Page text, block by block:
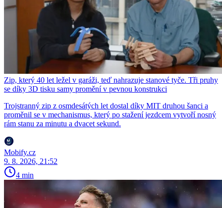
Zip, který 40 let ležel v garáži, teď nahrazuje stanové tyče. Tři pruhy
se díky 3D tisku samy promění v pevnou konstrukci
Trojstranný zip z osmdesátých let dostal díky MIT druhou šanci a
proměnil se v mechanismus, který po stažení jezdcem vytvoří nosný
rám stanu za minutu a dvacet sekund.
Mobify.cz
9. 8. 2026, 21:52
4 min